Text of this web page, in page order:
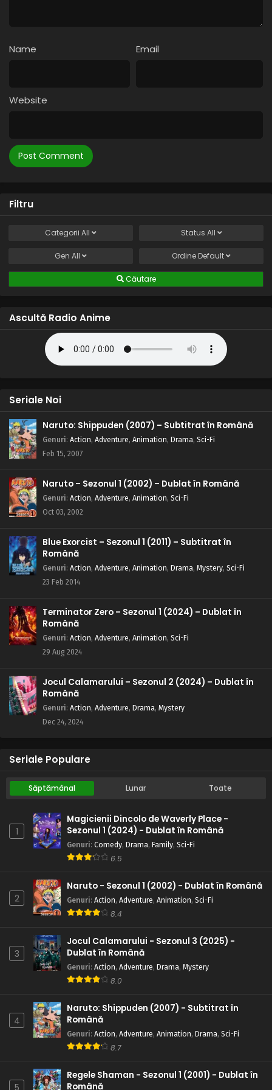
Name Email
Website
Filtru
Categorii All Status All
Gen All Ordine Default
Căutare
Ascultă Radio Anime
Seriale Noi
Naruto: Shippuden (2007) – Subtitrat în Română
Genuri: Action, Adventure, Animation, Drama, Sci-Fi
Feb 15, 2007
Naruto – Sezonul 1 (2002) – Dublat în Română
Genuri: Action, Adventure, Animation, Sci-Fi
Oct 03, 2002
Blue Exorcist – Sezonul 1 (2011) – Subtitrat în
Română
Genuri: Action, Adventure, Animation, Drama, Mystery, Sci-Fi
23 Feb 2014
Terminator Zero – Sezonul 1 (2024) – Dublat în
Română
Genuri: Action, Adventure, Animation, Sci-Fi
29 Aug 2024
Jocul Calamarului – Sezonul 2 (2024) – Dublat în
Română
Genuri: Action, Adventure, Drama, Mystery
Dec 24, 2024
Seriale Populare
Săptămânal Lunar Toate
1
Magicienii Dincolo de Waverly Place -
Sezonul 1 (2024) - Dublat în Română
Genuri: Comedy, Drama, Family, Sci-Fi
6.5
2
Naruto - Sezonul 1 (2002) - Dublat în Română
Genuri: Action, Adventure, Animation, Sci-Fi
8.4
3
Jocul Calamarului - Sezonul 3 (2025) -
Dublat în Română
Genuri: Action, Adventure, Drama, Mystery
8.0
4
Naruto: Shippuden (2007) - Subtitrat în
Română
Genuri: Action, Adventure, Animation, Drama, Sci-Fi
8.7
Regele Shaman - Sezonul 1 (2001) - Dublat în
Română